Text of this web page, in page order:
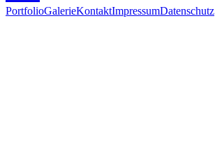
PortfolioGalerieKontaktImpressumDatenschutz